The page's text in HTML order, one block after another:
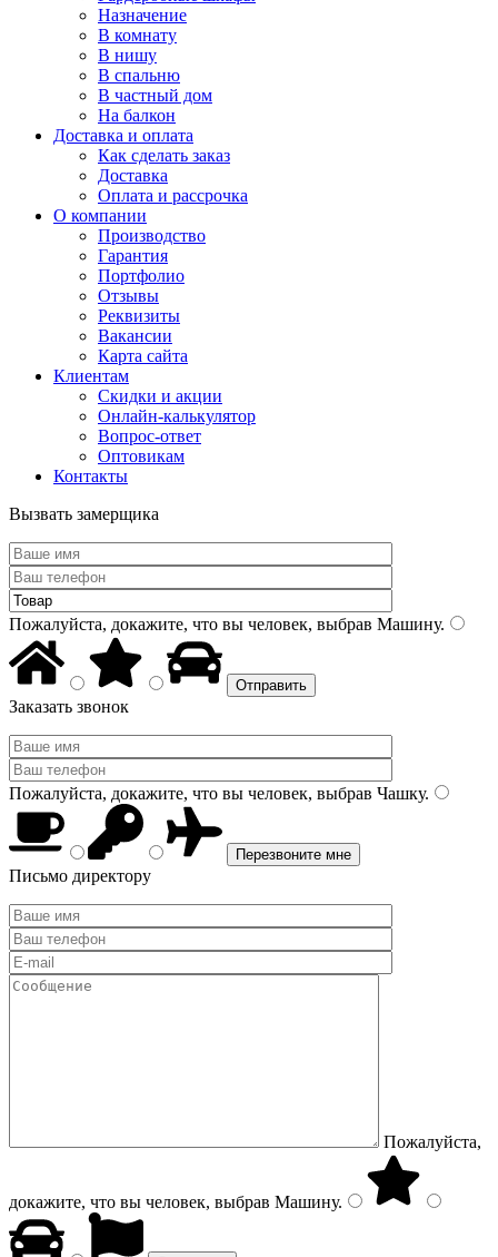
Назначение
В комнату
В нишу
В спальню
В частный дом
На балкон
Доставка и оплата
Как сделать заказ
Доставка
Оплата и рассрочка
О компании
Производство
Гарантия
Портфолио
Отзывы
Реквизиты
Вакансии
Карта сайта
Клиентам
Скидки и акции
Онлайн-калькулятор
Вопрос-ответ
Оптовикам
Контакты
Вызвать замерщика
Пожалуйста, докажите, что вы человек, выбрав Машину.
Заказать звонок
Пожалуйста, докажите, что вы человек, выбрав Чашку.
Письмо директору
Пожалуйста,
докажите, что вы человек, выбрав Машину.